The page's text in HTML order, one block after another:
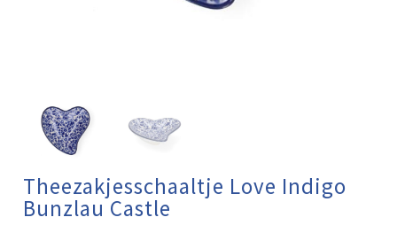
Theezakjesschaaltje Love Indigo
Bunzlau Castle